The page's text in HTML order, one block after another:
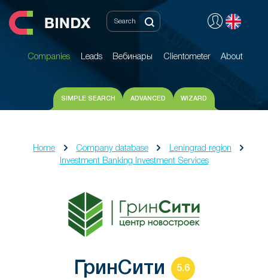
Companies Leads Вебинары Clientometer About
Companies Leads Вебинары Clientometer About
SIMPLE SEARCH ADVANCED WIZARD
Home Company database
Leningrad region
Investment Banking Investment Services
ГринСити 5.6